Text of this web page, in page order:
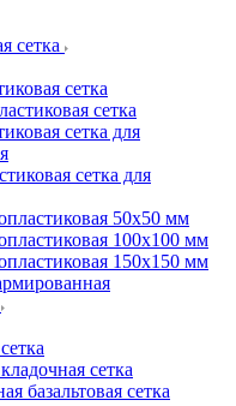
сетка
сетка
сетка
сетка для
сетка для
50x50 мм
100x100 мм
150x150 мм
сетка
базальтовая сетка